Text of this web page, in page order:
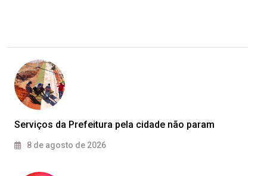
Serviços da Prefeitura pela cidade não param
8 de agosto de 2026